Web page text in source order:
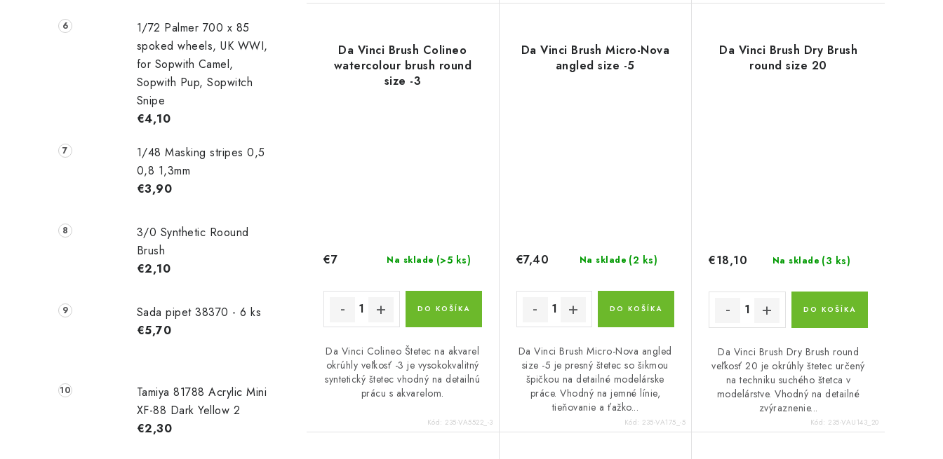
1/72 Palmer 700 x 85
spoked wheels, UK WWI,
for Sopwith Camel,
Sopwith Pup, Sopwitch
Snipe
€4,10
1/48 Masking stripes 0,5
0,8 1,3mm
€3,90
3/0 Synthetic Roound
Brush
€2,10
Sada pipet 38370 - 6 ks
€5,70
Tamiya 81788 Acrylic Mini
XF-88 Dark Yellow 2
€2,30
Da Vinci Brush Colineo
watercolour brush round
size -3
Na sklade (>5 ks)
€7
DO KOŠÍKA
Da Vinci Colineo Štetec na akvarel
okrúhly veľkosť -3 je vysokokvalitný
syntetický štetec vhodný na detailnú
prácu s akvarelom.
Kód: 235-VA5522_-3
Da Vinci Brush Micro-Nova
angled size -5
Na sklade (2 ks)
€7,40
DO KOŠÍKA
Da Vinci Brush Micro-Nova angled
size -5 je presný štetec so šikmou
špičkou na detailné modelárske
práce. Vhodný na jemné línie,
tieňovanie a ťažko...
Kód: 235-VA175_-5
Da Vinci Brush Dry Brush
round size 20
Na sklade (3 ks)
€18,10
DO KOŠÍKA
Da Vinci Brush Dry Brush round
veľkosť 20 je okrúhly štetec určený
na techniku suchého štetca v
modelárstve. Vhodný na detailné
zvýraznenie...
Kód: 235-VAU143_20